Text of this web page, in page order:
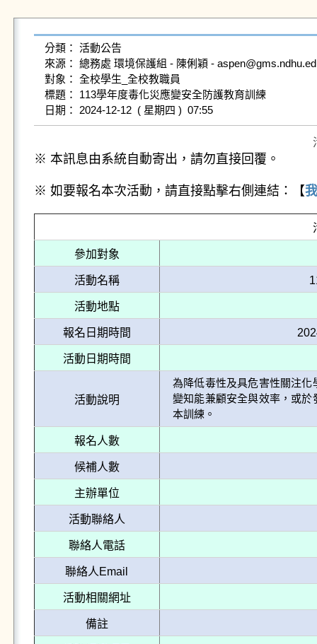
分類： 活動公告
來源： 總務處 環境保護組 - 陳俐穎 -
對象： 全校學生_全校教職員
標題： 113學年度毒化災應變安全防護教育訓練
日期： 2024-12-12  ( 星期四 )  07:55
※ 本訊息由系統自動寄出，請勿直接回覆。
※ 如要報名本次活動，請直接點擊右側連結：【
參加對象
活動名稱
活動地點
報名日期時間
活動日期時間
活動說明
為降低毒性及具危害性關注
變知能兼顧安全與效率，或
報名人數
候補人數
主辦單位
活動聯絡人
聯絡人電話
聯絡人Email
活動相關網址
備註